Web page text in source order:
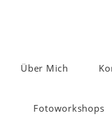
Über Mich
Fotoworkshops